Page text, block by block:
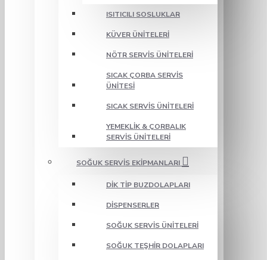
ISITICILI SOSLUKLAR
KÜVER ÜNITELERI
NÖTR SERVIS ÜNITELERI
SICAK ÇORBA SERVIS
ÜNITESI
SICAK SERVIS ÜNITELERI
YEMEKLIK & ÇORBALIK
SERVIS ÜNITELERI
SOĞUK SERVIS EKIPMANLARI
DIK TIP BUZDOLAPLARI
DISPENSERLER
SOĞUK SERVIS ÜNITELERI
SOĞUK TEŞHIR DOLAPLARI